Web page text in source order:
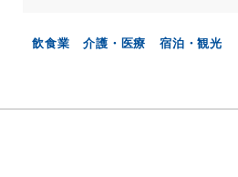
飲食業 介護・医療 宿泊・観光